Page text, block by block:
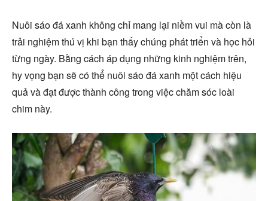
Nuôi sáo đá xanh không chỉ mang lại niềm vui mà còn là
trải nghiệm thú vị khi bạn thấy chúng phát triển và học hỏi
từng ngày. Bằng cách áp dụng những kinh nghiệm trên,
hy vọng bạn sẽ có thể nuôi sáo đá xanh một cách hiệu
quả và đạt được thành công trong việc chăm sóc loài
chim này.